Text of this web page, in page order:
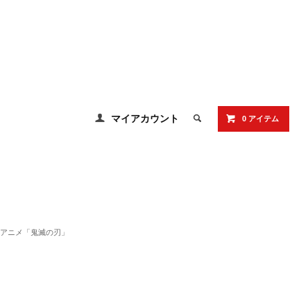
マイアカウント 0 アイテム
アニメ「鬼滅の刃」